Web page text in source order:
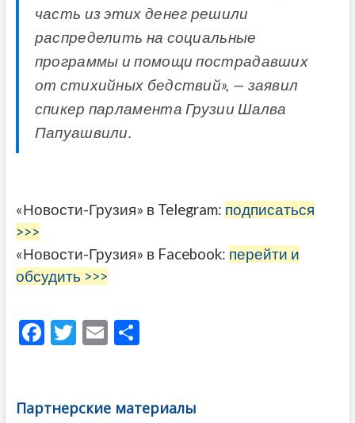
часть из этих денег решили
распределить на социальные
программы и помощи пострадавших
от стихийных бедствий», — заявил
спикер парламента Грузии Шалва
Папуашвили.
«Новости-Грузия» в Telegram: подписаться
>>>
«Новости-Грузия» в Facebook: перейти и
обсудить >>>
F
b
T
er
E
l
О
а
Партнерские материалы